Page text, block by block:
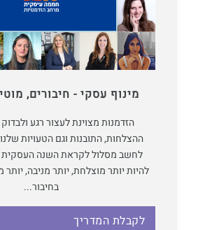
מינוף עסקי - חיבורים,
הזדמנות מצוינת לעצור רגע
ההצלחות, התובנות וגם הטעויות
לחשב מסלול לקראת השנה העסקית
להיות יותר מוצלחת, יותר מניבה,
בחיבור...
לקבלת המדריך